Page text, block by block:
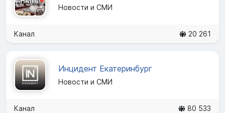
Новости и СМИ
Канал 20 261
Инцидент Екатеринбург
Новости и СМИ
Канал 80 533